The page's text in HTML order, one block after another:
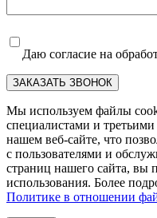
Даю согласие на
ЗАКАЗАТЬ ЗВОНОК
Мы используем файлы
специалистами и
нашем веб-сайте, что
с пользователями и
страниц нашего сайта, вы
использования. Более
Политике в отношении